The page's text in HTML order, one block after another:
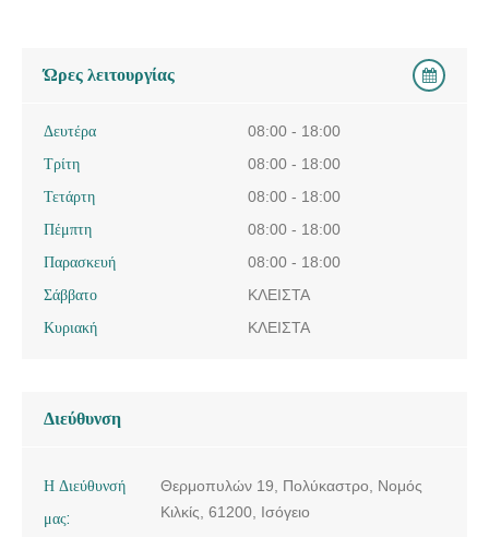
Ώρες λειτουργίας
Δευτέρα
08:00 - 18:00
Τρίτη
08:00 - 18:00
Τετάρτη
08:00 - 18:00
Πέμπτη
08:00 - 18:00
Παρασκευή
08:00 - 18:00
Σάββατο
ΚΛΕΙΣΤΑ
Κυριακή
ΚΛΕΙΣΤΑ
Διεύθυνση
Η Διεύθυνσή
μας:
Θερμοπυλών 19, Πολύκαστρο, Νομός
Κιλκίς, 61200, Ισόγειο